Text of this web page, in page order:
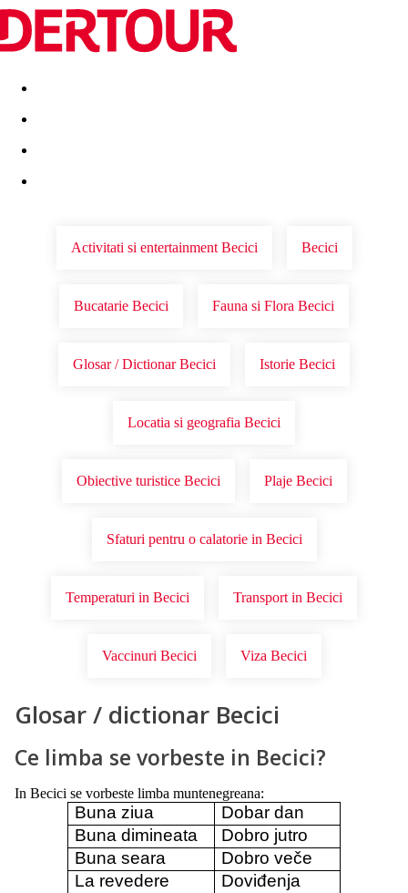
Destinatii Vacanta perfecta OFERTE DE NERATAT
Activitati si entertainment Becici Becici
Bucatarie Becici Fauna si Flora Becici
Glosar / Dictionar Becici Istorie Becici
Locatia si geografia Becici
Obiective turistice Becici Plaje Becici
Sfaturi pentru o calatorie in Becici
Temperaturi in Becici Transport in Becici
Vaccinuri Becici Viza Becici
Glosar / dictionar Becici
Ce limba se vorbeste in Becici?
In Becici se vorbeste limba muntenegreana:
Buna ziua
Dobar dan
Buna dimineata
Dobro jutro
Buna seara
Dobro veče
La revedere
Doviđenja